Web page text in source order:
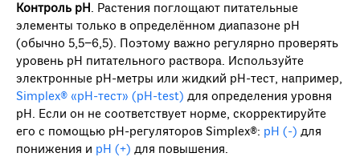
Контроль pH. Растения поглощают питательные
элементы только в определённом диапазоне pH
(обычно 5,5−6,5). Поэтому важно регулярно проверять
уровень pH питательного раствора. Используйте
электронные рН-метры или жидкий рН-тест, например,
Simplex® «pH-тест» (pH-test) для определения уровня
pH. Если он не соответствует норме, скорректируйте
его с помощью рН-регуляторов Simplex®: pH (-) для
понижения и рН (+) для повышения.